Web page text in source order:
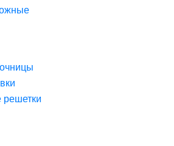
решетки